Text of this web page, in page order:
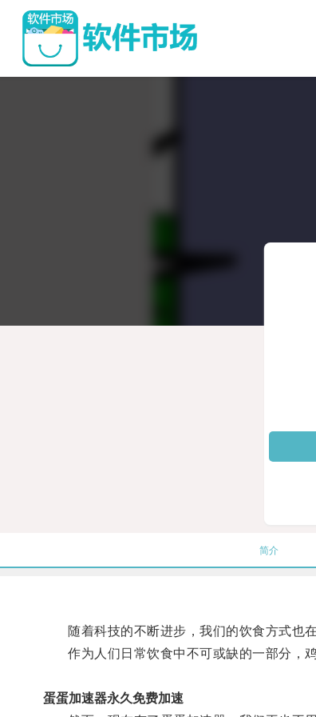
简介
随着科技的不断进步，我们的饮食方式也在
作为人们日常饮食中不可或缺的一部分，鸡
蛋蛋加速器永久免费加速